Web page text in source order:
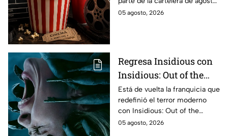
Esta es la lista
completa de los
México
en México.
05 agosto, 2026
Regresa Insidious con
Insidious: Out of the
Further; esto revela el
aterrador primer tráiler
Está de vuelta la franquicia que
redefinió el terror moderno
con Insidious: Out of the
Further. Te contamos todo lo
05 agosto, 2026